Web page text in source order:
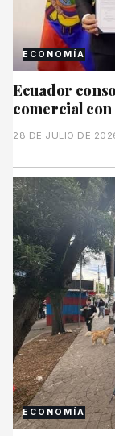
ECONOMÍA
Ecuador
comercial con
28 DE JULIO DE
ECONOMÍA